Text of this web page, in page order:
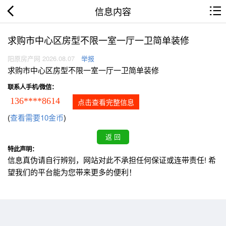
信息内容
求购市中心区房型不限一室一厅一卫简单装修
阳原房产网 2026.08.07 举报
求购市中心区房型不限一室一厅一卫简单装修
联系人手机/微信：
136****8614 点击查看完整信息
(查看需要10金币)
特此声明：
信息真伪请自行辨别，网站对此不承担任何保证或连带责任! 希
望我们的平台能为您带来更多的便利！